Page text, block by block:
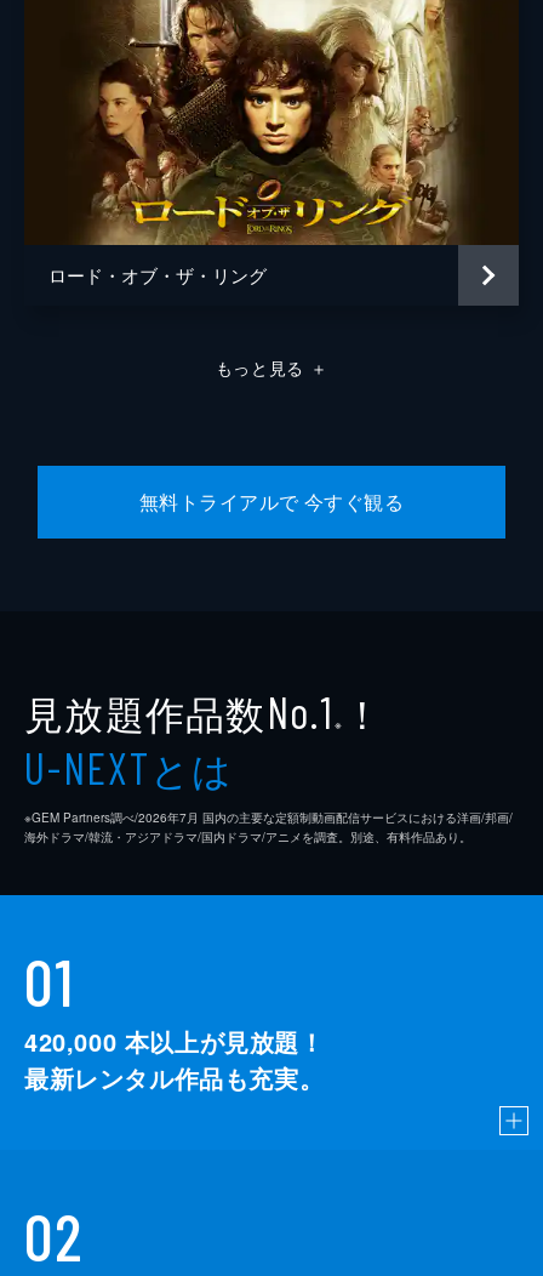
ロード・オブ・ザ・リング
もっと見る ＋
無料トライアルで 今すぐ観る
見放題作品数No.1 ※ ！
U-NEXTとは
※GEM Partners調べ/2026年7⽉ 国内の主要な定額制動画配信サービスにおける洋画/邦画/
海外ドラマ/韓流・アジアドラマ/国内ドラマ/アニメを調査。別途、有料作品あり。
01
420,000 本以上が見放題！
最新レンタル作品も充実。
02